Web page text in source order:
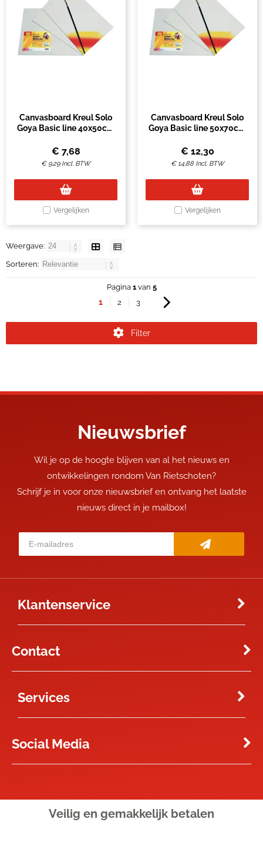
Canvasboard Kreul Solo
Goya Basic line 40x50cm
€ 7,68
€ 9,29 Incl. BTW
Vergelijken
Canvasboard Kreul Solo
Goya Basic line 50x70cm
€ 12,30
€14,88 Incl. BTW
Vergelijken
Weergave:
Sorteren:
Pagina 1van 5
1 2 3
Filter
Nieuwsbrief
Wil je op de hoogte blijven van al het nieuws en
ontwikkelingen rondom Van Rietschoten?
Schrijf je in voor onze nieuwsbrief en ontvang het laatste
nieuws direct in je mailbox!
Klantenservice
Contact
Services
Social Media
Veilig en gemakkelijk betalen